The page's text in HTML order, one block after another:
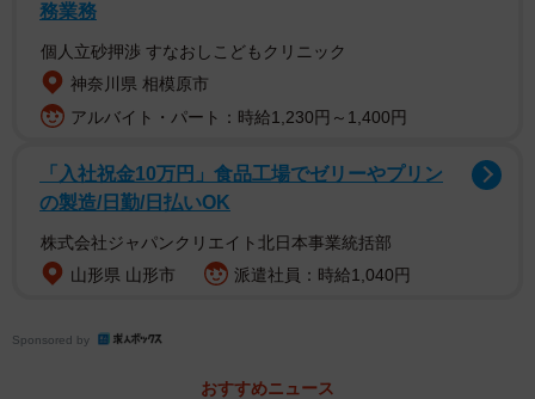
務業務
個人立砂押渉 すなおしこどもクリニック
神奈川県 相模原市
アルバイト・パート：時給1,230円～1,400円
「入社祝金10万円」食品工場でゼリーやプリン
の製造/日勤/日払いOK
株式会社ジャパンクリエイト北日本事業統括部
山形県 山形市
派遣社員：時給1,040円
Sponsored by
おすすめニュース